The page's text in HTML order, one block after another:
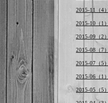
2015-11（4）
2015-10（1）
2015-09（2）
2015-08（7）
2015-07（5）
2015-06（1）
2015-05（5）